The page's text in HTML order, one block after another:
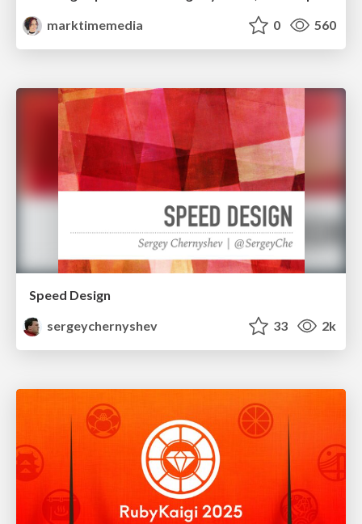
marktimemedia
0 560
Speed Design
sergeychernyshev
33 2k